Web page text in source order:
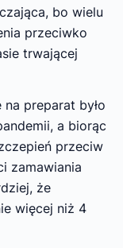
bo wielu
przeciwko
trwającej
preparat było
a biorąc
przeciw
zamawiania
że
więcej niż 4